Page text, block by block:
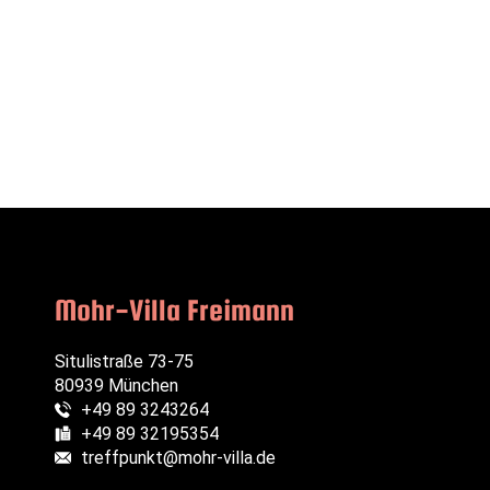
Mohr-Villa Freimann
Situlistraße 73-75
80939 München
Telefon:
+49 89 3243264
Fax:
+49 89 32195354
E-Mail:
treffpunkt@mohr-villa.de